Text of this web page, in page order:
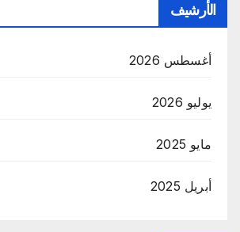
الأرشيف
أغسطس 2026
يوليو 2026
مايو 2025
أبريل 2025